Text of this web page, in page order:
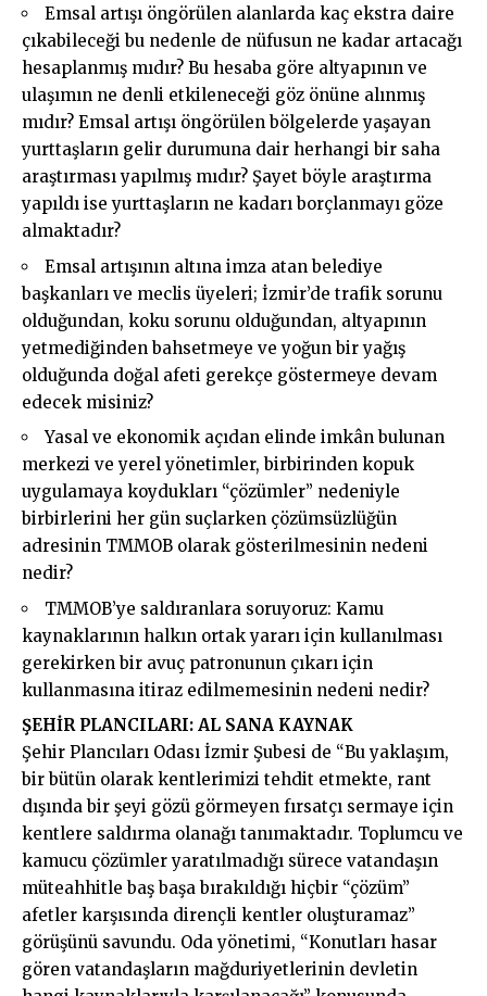
Emsal artışı öngörülen alanlarda kaç ekstra daire
çıkabileceği bu nedenle de nüfusun ne kadar artacağı
hesaplanmış mıdır? Bu hesaba göre altyapının ve
ulaşımın ne denli etkileneceği göz önüne alınmış
mıdır? Emsal artışı öngörülen bölgelerde yaşayan
yurttaşların gelir durumuna dair herhangi bir saha
araştırması yapılmış mıdır? Şayet böyle araştırma
yapıldı ise yurttaşların ne kadarı borçlanmayı göze
almaktadır?
Emsal artışının altına imza atan belediye
başkanları ve meclis üyeleri; İzmir’de trafik sorunu
olduğundan, koku sorunu olduğundan, altyapının
yetmediğinden bahsetmeye ve yoğun bir yağış
olduğunda doğal afeti gerekçe göstermeye devam
edecek misiniz?
Yasal ve ekonomik açıdan elinde imkân bulunan
merkezi ve yerel yönetimler, birbirinden kopuk
uygulamaya koydukları “çözümler” nedeniyle
birbirlerini her gün suçlarken çözümsüzlüğün
adresinin TMMOB olarak gösterilmesinin nedeni
nedir?
TMMOB’ye saldıranlara soruyoruz: Kamu
kaynaklarının halkın ortak yararı için kullanılması
gerekirken bir avuç patronunun çıkarı için
kullanmasına itiraz edilmemesinin nedeni nedir?
ŞEHİR PLANCILARI: AL SANA KAYNAK
Şehir Plancıları Odası İzmir Şubesi de “Bu yaklaşım,
bir bütün olarak kentlerimizi tehdit etmekte, rant
dışında bir şeyi gözü görmeyen fırsatçı sermaye için
kentlere saldırma olanağı tanımaktadır. Toplumcu ve
kamucu çözümler yaratılmadığı sürece vatandaşın
müteahhitle baş başa bırakıldığı hiçbir “çözüm”
afetler karşısında dirençli kentler oluşturamaz”
görüşünü savundu. Oda yönetimi, “Konutları hasar
gören vatandaşların mağduriyetlerinin devletin